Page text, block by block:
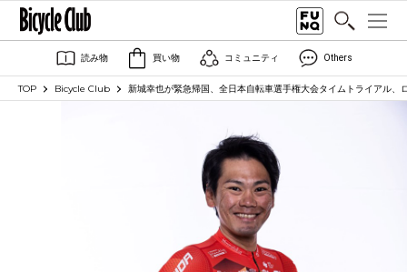
読み物 買い物 コミュニティ Others
TOP Bicycle Club 新城幸也が緊急帰国、全日本自転車選手権大会タイムトライアル、